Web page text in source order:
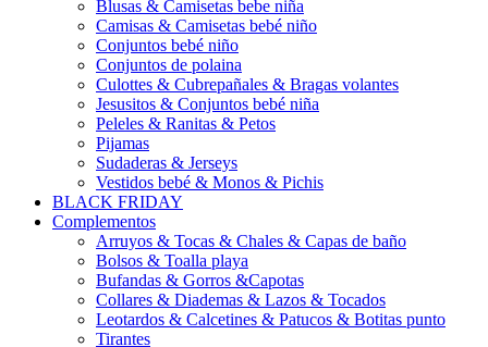
Blusas & Camisetas bebe niña
Camisas & Camisetas bebé niño
Conjuntos bebé niño
Conjuntos de polaina
Culottes & Cubrepañales & Bragas volantes
Jesusitos & Conjuntos bebé niña
Peleles & Ranitas & Petos
Pijamas
Sudaderas & Jerseys
Vestidos bebé & Monos & Pichis
BLACK FRIDAY
Complementos
Arruyos & Tocas & Chales & Capas de baño
Bolsos & Toalla playa
Bufandas & Gorros &Capotas
Collares & Diademas & Lazos & Tocados
Leotardos & Calcetines & Patucos & Botitas punto
Tirantes